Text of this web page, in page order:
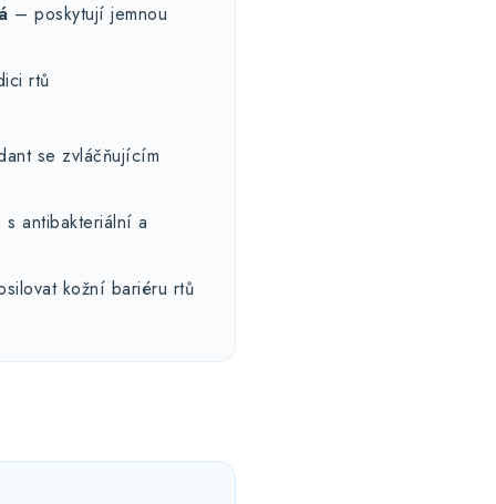
– poskytují jemnou
rtů
se zvláčňujícím
antibakteriální a
kožní bariéru rtů